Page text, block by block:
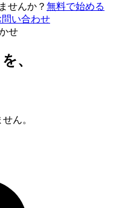
せんか？ 無料で始める
問い合わせ
せ
、
ん。